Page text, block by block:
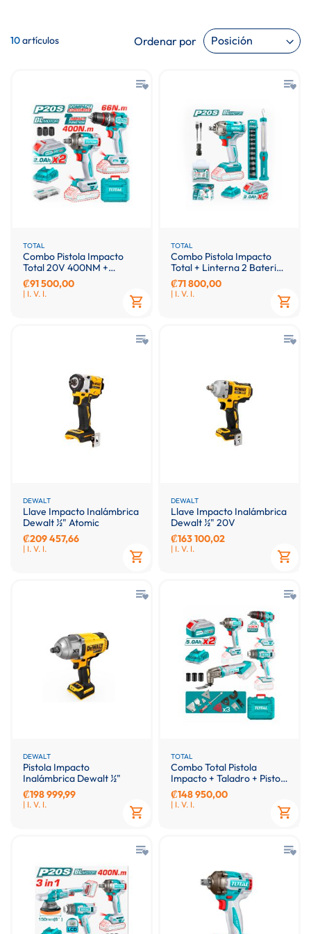
10artículos Ordenar por
TOTAL
Combo Pistola Impacto
Total 20V 400NM +
Taladro
₡91 500,00
| I. V. I.
TOTAL
Combo Pistola Impacto
Total + Linterna 2 Baterias
20V
₡71 800,00
| I. V. I.
DEWALT
Llave Impacto Inalámbrica
Dewalt ½" Atomic
₡209 457,66
| I. V. I.
DEWALT
Llave Impacto Inalámbrica
Dewalt ½" 20V
₡163 100,02
| I. V. I.
DEWALT
Pistola Impacto
Inalámbrica Dewalt ½"
₡198 999,99
| I. V. I.
TOTAL
Combo Total Pistola
Impacto + Taladro + Pistola
Calor + Multi Herramienta​
₡148 950,00
| I. V. I.